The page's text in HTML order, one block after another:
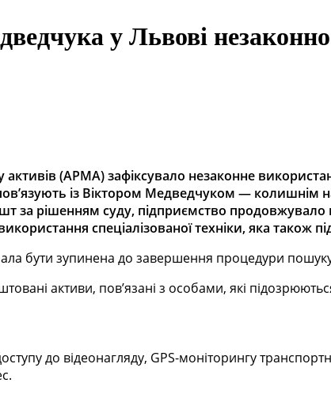
у Львові
(АРМА) зафіксувало незаконне
із Віктором Медведчуком —
за рішенням суду, підприємство
спеціалізованої техніки, яка також
бути зупинена до завершення процедури
активи, пов’язані з особами, які
до відеонагляду, GPS-моніторингу